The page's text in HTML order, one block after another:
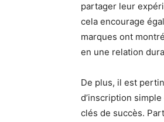
partager leur
cela encourage
marques ont
en une relation
De plus, il est
d’inscription
clés de succès.